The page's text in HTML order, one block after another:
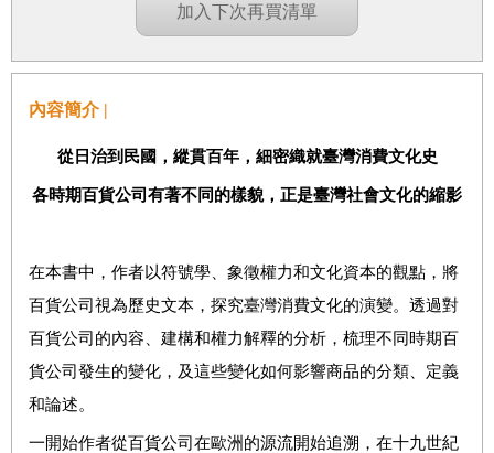
加入下次再買清單
內容簡介 |
從日治到民國，縱貫百年，細密織就臺灣消費文化史
各時期百貨公司有著不同的樣貌，正是臺灣社會文化的縮影
在本書中，作者以符號學、象徵權力和文化資本的觀點，將
百貨公司視為歷史文本，探究臺灣消費文化的演變。透過對
百貨公司的內容、建構和權力解釋的分析，梳理不同時期百
貨公司發生的變化，及這些變化如何影響商品的分類、定義
和論述。
一開始作者從百貨公司在歐洲的源流開始追溯，在十九世紀